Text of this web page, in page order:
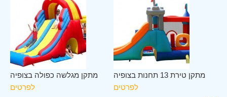
מתקן מגלשה כפולה בצופיה
לפרטים
מתקן טירת 13 תחנות בצופיה
לפרטים